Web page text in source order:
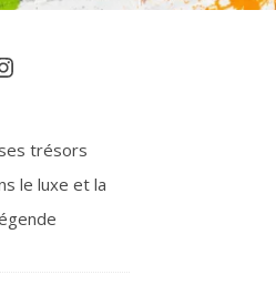
trésors
le luxe et la